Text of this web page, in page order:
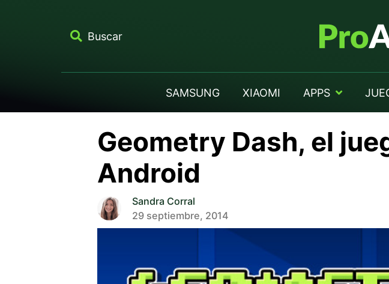
Buscar
SAMSUNG XIAOMI APPS
Geometry Dash, el
Android
Sandra Corral
29 septiembre, 2014